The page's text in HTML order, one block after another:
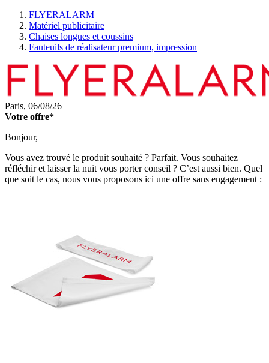
FLYERALARM
Matériel publicitaire
Chaises longues et coussins
Fauteuils de réalisateur premium, impression
Paris, 06/08/26
Votre offre*
Bonjour,
Vous avez trouvé le produit souhaité ? Parfait. Vous souhaitez
réfléchir et laisser la nuit vous porter conseil ? C’est aussi bien. Quel
que soit le cas, nous vous proposons ici une offre sans engagement :